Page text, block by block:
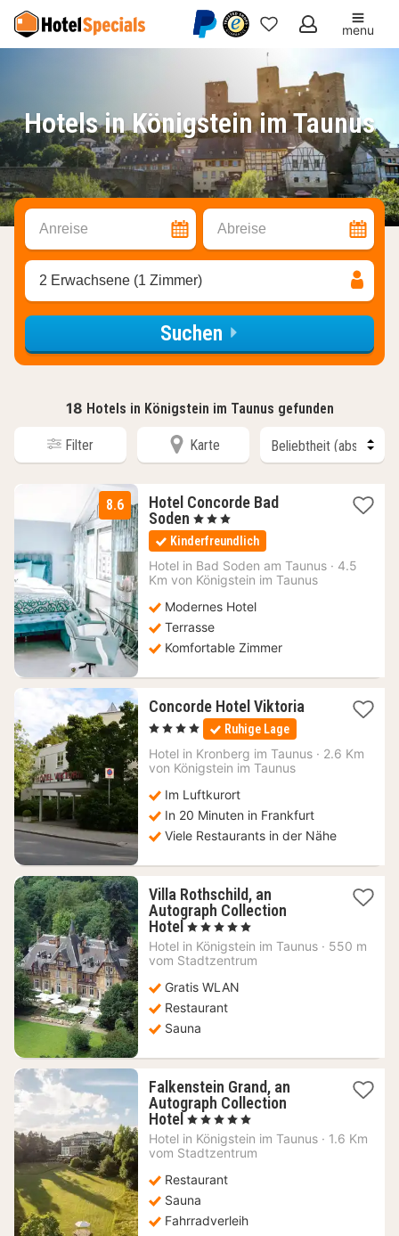
Meine
Favoriten
menu
Hotels in Königstein im Taunus
Anreise Abreise
2 Erwachsene (1 Zimmer)
Suchen
18 Hotels in Königstein im Taunus gefunden
Filter Karte
8.6
Hotel Concorde Bad
Soden 1
Nacht
ab
102,47
€
, 3 Sterne
Kinderfreundlich
Hotel in Bad Soden am Taunus · 4.5
Km von Königstein im Taunus
Modernes Hotel
Terrasse
Komfortable Zimmer
Concorde Hotel Viktoria1
135
, 4 Sterne Ruhige Lage
Hotel in Kronberg im Taunus · 2.6 Km
von Königstein im Taunus
Im Luftkurort
In 20 Minuten in Frankfurt
Viele Restaurants in der Nähe
Villa Rothschild, an
Autograph Collection
Hotel 1
Nacht
ab
€
, 5 Sterne
Hotel in Königstein im Taunus · 550 m
vom Stadtzentrum
Gratis WLAN
Restaurant
Sauna
Falkenstein Grand, an
Autograph Collection
Hotel 1
Nacht
ab
€
, 5 Sterne
Hotel in Königstein im Taunus · 1.6 Km
vom Stadtzentrum
Restaurant
Sauna
Fahrradverleih